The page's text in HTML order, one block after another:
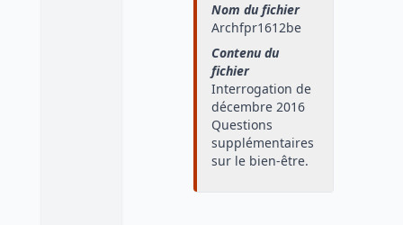
Nom du fichier
Archfpr1612be
Contenu du
fichier
Interrogation de
décembre 2016
Questions
supplémentaires
sur le bien-être.